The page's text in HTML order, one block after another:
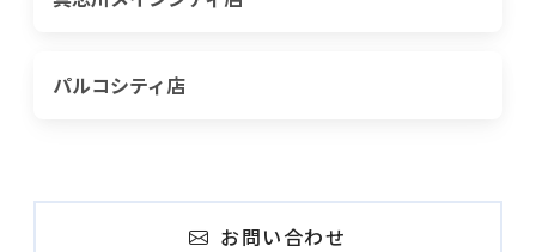
パルコシティ店
お問い合わせ